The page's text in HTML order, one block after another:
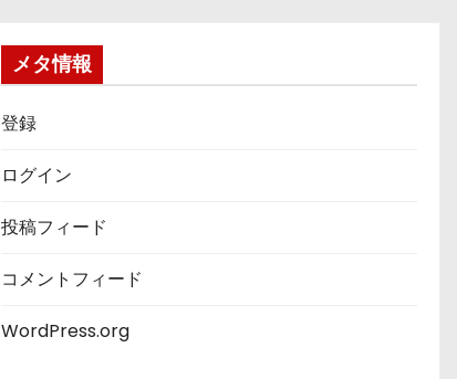
メタ情報
登録
ログイン
投稿フィード
コメントフィード
WordPress.org